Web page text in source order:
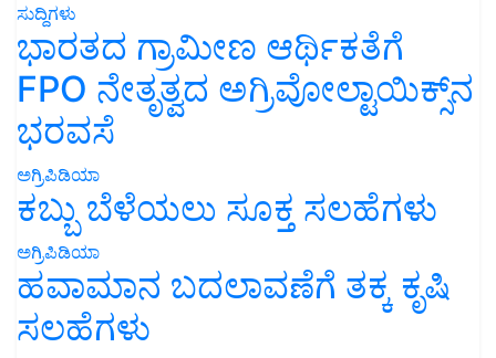
ಸುದ್ದಿಗಳು
ಭಾರತದ ಗ್ರಾಮೀಣ ಆರ್ಥಿಕತೆಗೆ
FPO ನೇತೃತ್ವದ ಅಗ್ರಿವೋಲ್ಟಾಯಿಕ್ಸ್‌ನ
ಭರವಸೆ
ಅಗ್ರಿಪಿಡಿಯಾ
ಕಬ್ಬು ಬೆಳೆಯಲು ಸೂಕ್ತ ಸಲಹೆಗಳು
ಅಗ್ರಿಪಿಡಿಯಾ
ಹವಾಮಾನ ಬದಲಾವಣೆಗೆ ತಕ್ಕ ಕೃಷಿ
ಸಲಹೆಗಳು